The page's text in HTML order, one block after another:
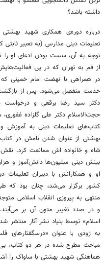
داشته باشد؟
درباره دوره‌ی همکاری شهید
تعلیمات دینی مدارس (به تعبیر
توجه به آن، سست بودن ادعای او را
از قم به تهران که در پی
در همراهی با نهضت امام خمینی که
خدمت منفصل می‌شود. پس از بازگشت
دکتر سید رضا برقعی و درخواست
حجت‌الاسلام دکتر علی گلزاده
کتاب‌های تعلیمات دینی به آموزش
بهشتی از عنوان شدن نامش در
شاه و خانواده اش ممانعت کرد. نقش
بینش دینی میلیون‌ها دانش‌آموز و
او و همکارانش با دبیران تعلیمات
کشور برگزار می‌شد، چنان بود که
منتهی به پیروزی انقلاب اسلامی
و در صدد تغییر متون آن بر
اسلام» توسط بنیاد نشر آثار منتشر
به زودی با عنوان
مباحث مطرح شده در هر دو کتاب، بی
هماهنگی شهید بهشتی با ساواک را